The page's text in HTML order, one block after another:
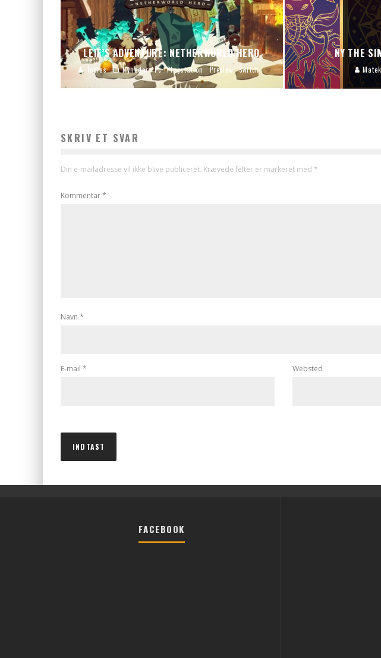
LEIF’S ADVENTURE: NETHERWORLD HERO
Tobias Nyheder Pc Playstation Preview Switch
NY THE
SKRIV ET SVAR
Din e-mailadresse vil ikke blive publiceret. Krævede felter er markeret med *
Kommentar*
Navn *
E-mail * Websted
FACEBOOK